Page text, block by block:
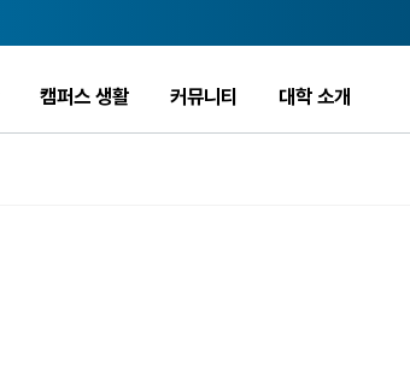
캠퍼스 생활 커뮤니티 대학 소개